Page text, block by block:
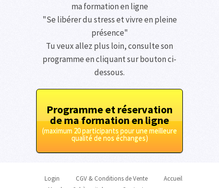
ma formation en ligne
"Se libérer du stress et vivre en pleine
présence"
Tu veux allez plus loin, consulte son
programme en cliquant sur bouton ci-
dessous.
Programme et réservation
de ma formation en ligne
(maximum 20 participants pour une meilleure
qualité de nos échanges)
Login CGV & Conditions de Vente
Accueil